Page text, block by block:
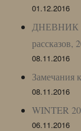
01.12.2016
ДНЕВНИК
рассказов,
08.11.2016
Замечания
08.11.2016
WINTER
06.11.2016